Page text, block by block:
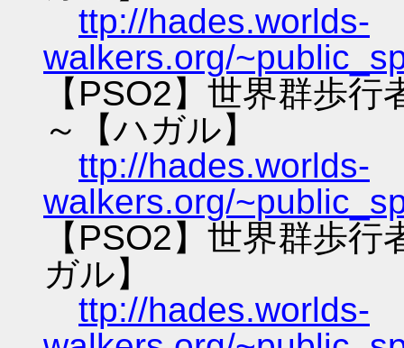
ttp://hades.worlds-
walkers.org/
【PSO2】世界群歩
～【ハガル】
ttp://hades.worlds-
walkers.org/
【PSO2】世界群歩
ガル】
ttp://hades.worlds-